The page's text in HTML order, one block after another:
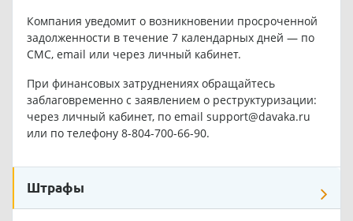
Компания уведомит о возникновении просроченной
задолженности в течение 7 календарных дней — по
СМС, email или через личный кабинет.
При финансовых затруднениях обращайтесь
заблаговременно с заявлением о реструктуризации:
через личный кабинет, по email support@davaka.ru
или по телефону 8-804-700-66-90.
Штрафы